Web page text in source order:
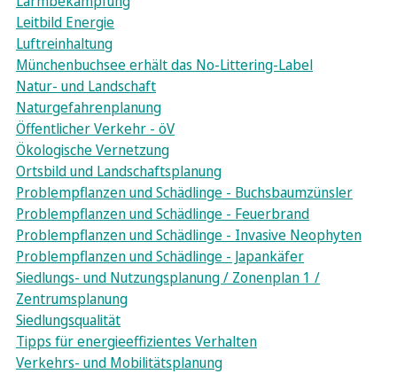
Leitbild Energie
Luftreinhaltung
Münchenbuchsee erhält das No-Littering-Label
Natur- und Landschaft
Naturgefahrenplanung
Öffentlicher Verkehr - öV
Ökologische Vernetzung
Ortsbild und Landschaftsplanung
Problempflanzen und Schädlinge - Buchsbaumzünsler
Problempflanzen und Schädlinge - Feuerbrand
Problempflanzen und Schädlinge - Invasive Neophyten
Problempflanzen und Schädlinge - Japankäfer
Siedlungs- und Nutzungsplanung / Zonenplan 1 /
Zentrumsplanung
Siedlungsqualität
Tipps für energieeffizientes Verhalten
Verkehrs- und Mobilitätsplanung